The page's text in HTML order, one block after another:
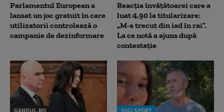
Parlamentul European a
lansat un joc gratuit în care
utilizatorii controlează o
campanie de dezinformare
Reacția învățătoarei care a
luat 4,90 la titularizare:
„M-a trecut din iad în rai”.
La ce notă a ajuns după
contestație
GANDUL.RO DIGI SPORT